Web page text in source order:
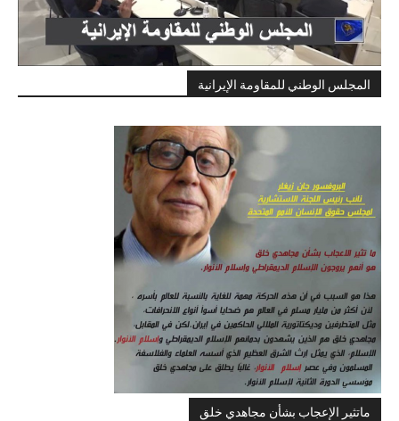
المجلس الوطني للمقاومة الإيرانية
ماتثير الإعجاب بشأن مجاهدي خلق